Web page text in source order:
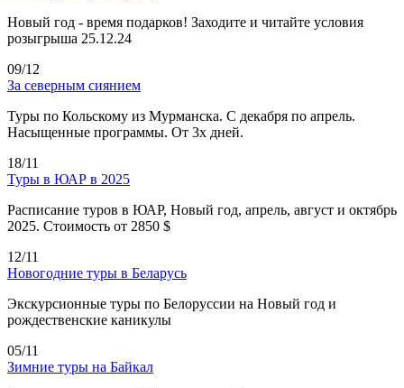
Новый год - время подарков! Заходите и читайте условия
розыгрыша 25.12.24
09/12
За северным сиянием
Туры по Кольскому из Мурманска. С декабря по апрель.
Насыщенные программы. От 3х дней.
18/11
Туры в ЮАР в 2025
Расписание туров в ЮАР, Новый год, апрель, август и октябрь
2025. Стоимость от 2850 $
12/11
Новогодние туры в Беларусь
Экскурсионные туры по Белоруссии на Новый год и
рождественские каникулы
05/11
Зимние туры на Байкал